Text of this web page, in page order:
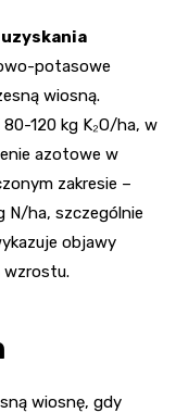
potasowe
wiosną.
120 kg K₂O/ha, w
azotowe w
zakresie –
N/ha, szczególnie
objawy
wzrostu.
wiosnę, gdy